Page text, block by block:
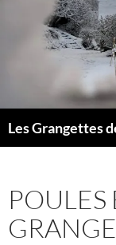
Les Grangettes
POULES